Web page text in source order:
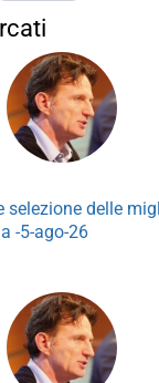
selezione delle
-5-ago-26